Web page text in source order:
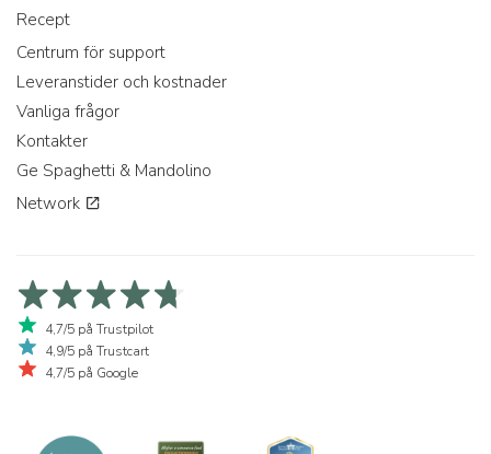
Recept
Centrum för support
Leveranstider och kostnader
Vanliga frågor
Kontakter
Ge Spaghetti & Mandolino
Network
4,7/5 på Trustpilot
4,9/5 på Trustcart
4,7/5 på Google